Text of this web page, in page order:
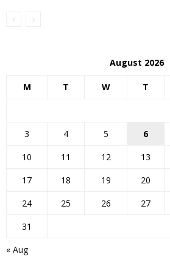
August 2026
M T W T
« Aug
3
4 5 6
10
11 12 13
17
18 19 20
24
25 26 27
31